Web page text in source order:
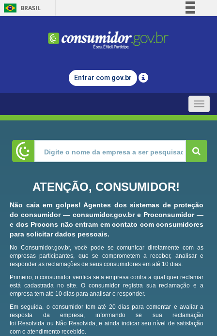
BRASIL
Comunica BR
Legislação
Entrar com gov.br
Toggle
ATENÇÃO, CONSUMIDOR!
Não caia em golpes! Agentes dos sistemas de proteção
do consumidor — consumidor.gov.br e Proconsumidor —
e dos Procons não entram em contato com consumidores
para solicitar dados pessoais.
No Consumidor.gov.br, você pode se comunicar diretamente com as
empresas participantes, que se comprometem a receber, analisar e
responder as reclamações de seus consumidores em até 10 dias.
Primeiro, o consumidor verifica se a empresa contra a qual quer reclamar
está cadastrada no site.O consumidor registra sua reclamação e a
empresa tem até 10 dias para analisar e responder.
Em seguida, o consumidor tem até 20 dias para comentar e avaliar a
resposta da empresa, informando se sua reclamação
foi Resolvida ou Não Resolvida, e ainda indicar seu nível de satisfação
com o atendimento recebido.